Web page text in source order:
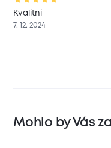
Kvalitni
7. 12. 2024
Mohlo by Vás